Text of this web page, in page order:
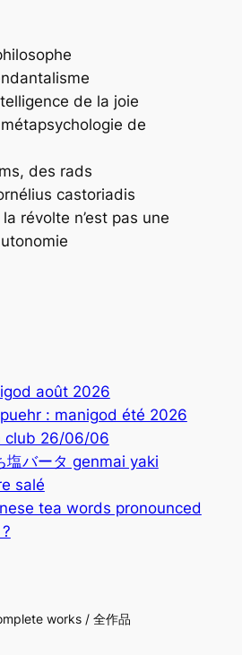
de la joie
de
des rads
castoriadis
révolte n’est pas une
août 2026
: manigod été 2026
club 26/06/06
塩バータ genmai yaki
salé
tea words pronounced
works / 全作品